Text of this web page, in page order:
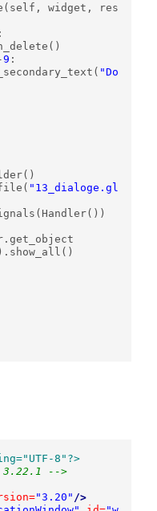
( self , widget ,
res
:
()
9 :
( "Do
()
( "13_dialoge.gl
( Handler())
. get_object
. show_all ()
8"?>
3.22.1 -->
"3.20" />